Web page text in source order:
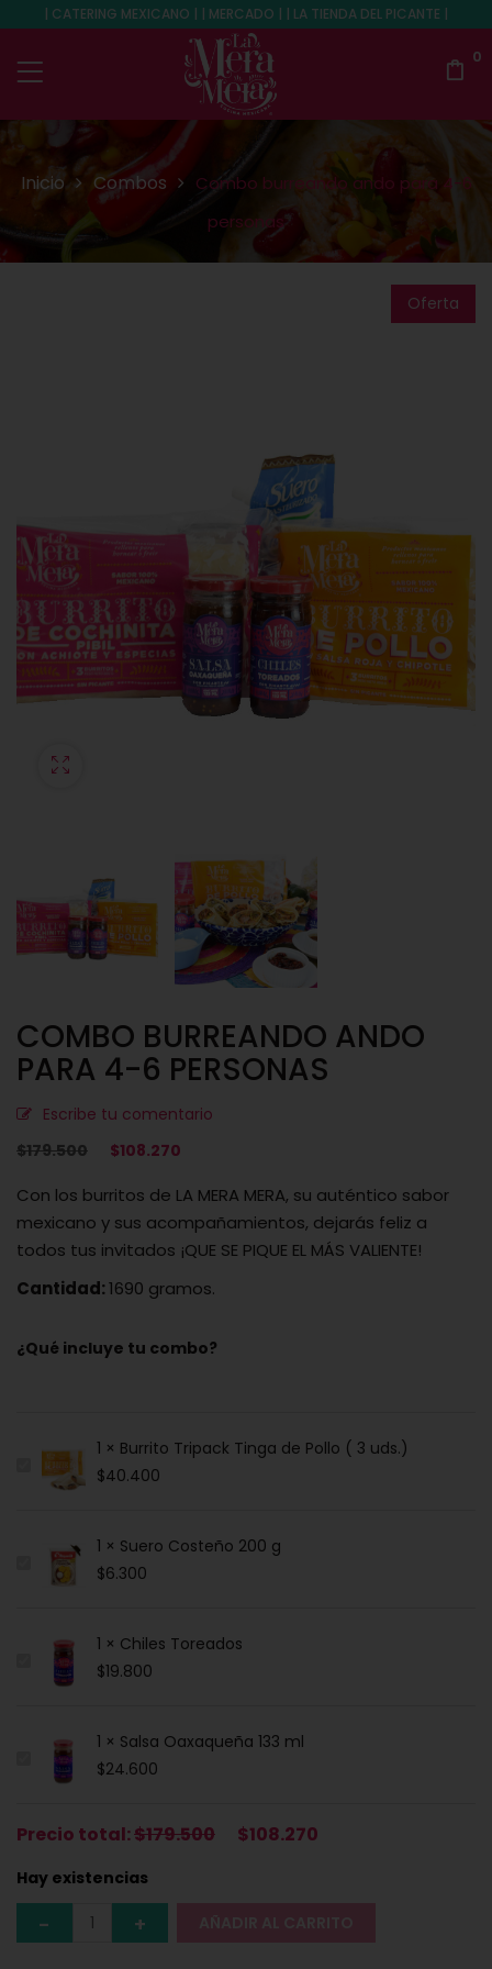
| CATERING MEXICANO | | MERCADO | | LA TIENDA DEL PICANTE |
0
Inicio Combos
Combo burreando ando para 4-6
personas
Oferta
COMBO BURREANDO ANDO
PARA 4-6 PERSONAS
Escribe tu comentario
$179.500
El
original
era:
$179.500.
$108.270
actual
es:
$108.270.
Con los burritos de LA MERA MERA, su auténtico sabor
mexicano y sus acompañamientos, dejarás feliz a
todos tus invitados ¡QUE SE PIQUE EL MÁS VALIENTE!
Cantidad:1690 gramos.
¿Qué incluye tu combo?
1 × Burrito Tripack Tinga de Pollo ( 3 uds.)
$40.400
1 × Suero Costeño 200 g
$6.300
1 × Chiles Toreados
$19.800
1 × Salsa Oaxaqueña 133 ml
$24.600
Precio total:$179.500 $108.270
Hay existencias